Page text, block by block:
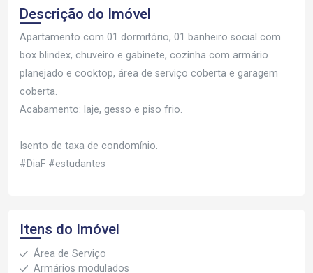
Descrição do Imóvel
Apartamento com 01 dormitório, 01 banheiro social com
box blindex, chuveiro e gabinete, cozinha com armário
planejado e cooktop, área de serviço coberta e garagem
coberta.
Acabamento: laje, gesso e piso frio.
Isento de taxa de condomínio.
#DiaF #estudantes
Itens do Imóvel
Área de Serviço
Armários modulados